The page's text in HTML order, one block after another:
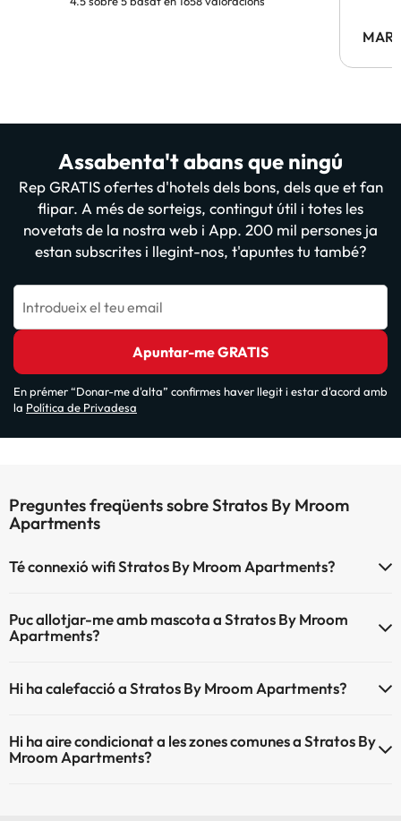
Assabenta't abans que ningú
Rep GRATIS ofertes d'hotels dels bons, dels que et fan
flipar. A més de sorteigs, contingut útil i totes les
novetats de la nostra web i App. 200 mil persones ja
estan subscrites i llegint-nos, t'apuntes tu també?
Introdueix el teu email
Apuntar-me GRATIS
En prémer “Donar-me d'alta” confirmes haver llegit i estar d'acord amb
la Política de Privadesa
Preguntes freqüents sobre Stratos By Mroom
Apartments
Té connexió wifi Stratos By Mroom Apartments?
Puc allotjar-me amb mascota a Stratos By Mroom
Apartments?
Hi ha calefacció a Stratos By Mroom Apartments?
Hi ha aire condicionat a les zones comunes a Stratos By
Mroom Apartments?